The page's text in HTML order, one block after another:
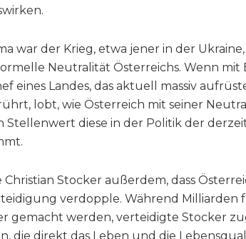
war der Krieg, etwa jener in der
Neutralität Österreichs. Wenn mit
eines Landes, das aktuell massiv
lobt, wie Österreich mit seiner
Stellenwert diese in der Politik der
Stocker außerdem, dass
verdopple. Während Milliarden
gemacht werden, verteidigte Stocker
die direkt das Leben und die